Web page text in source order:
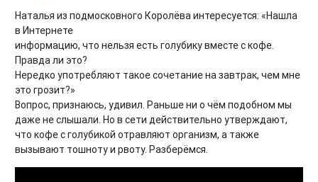
Наталья из подмосковного Королёва интересуется: «Нашла
в Интернете
информацию, что нельзя есть голубику вместе с кофе.
Правда ли это?
Нередко употребляют такое сочетание на завтрак, чем мне
это грозит?»
Вопрос, признаюсь, удивил. Раньше ни о чём подобном мы
даже не слышали. Но в сети действительно утверждают,
что кофе с голубикой отравляют организм, а также
вызывают тошноту и рвоту. Разберёмся.